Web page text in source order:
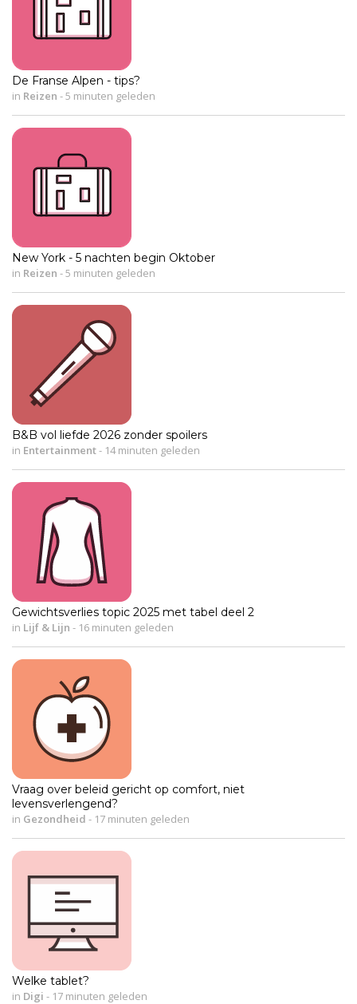
De Franse Alpen - tips?
in Reizen -5 minuten geleden
New York - 5 nachten begin Oktober
in Reizen -5 minuten geleden
B&B vol liefde 2026 zonder spoilers
in Entertainment- 14 minuten geleden
Gewichtsverlies topic 2025 met tabel deel 2
in Lijf & Lijn - 16 minuten geleden
Vraag over beleid gericht op comfort, niet
levensverlengend?
in Gezondheid - 17 minuten geleden
Welke tablet?
in Digi - 17 minuten geleden